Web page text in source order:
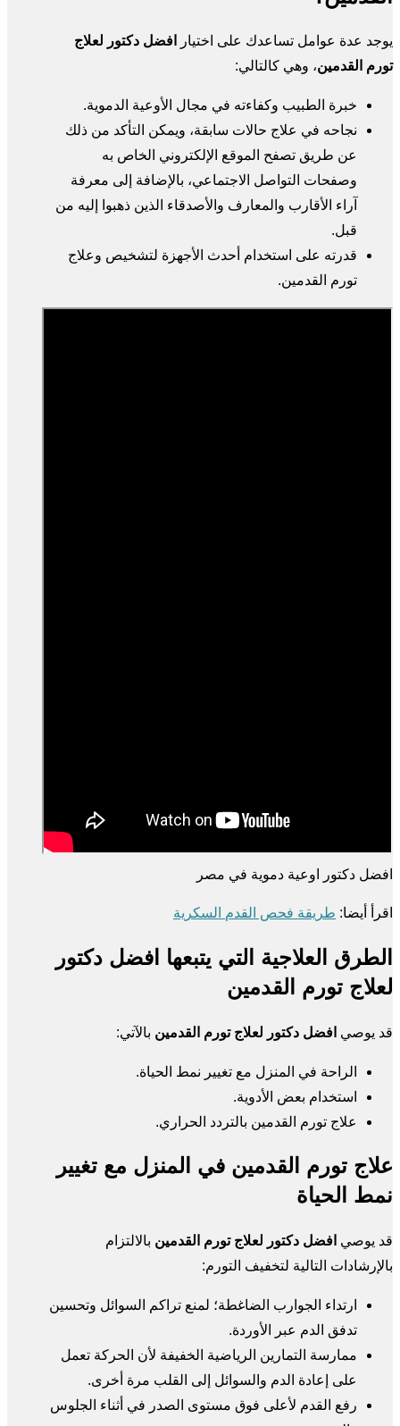
يوجد عدة عوامل تساعدك على اختيار
افضل دكتور لعلاج
تورم القدمين، وهي كالتالي:
خبرة الطبيب وكفاءته في مجال الأوعية الدموية.
نجاحه في علاج حالات سابقة، ويمكن التأكد من ذلك
عن طريق تصفح الموقع الإلكتروني الخاص به
وصفحات التواصل الاجتماعي، بالإضافة إلى معرفة
آراء الأقارب والمعارف والأصدقاء الذين ذهبوا إليه من
قبل.
قدرته على استخدام أحدث الأجهزة لتشخيص وعلاج
تورم القدمين.
افضل دكتور اوعية دموية في مصر
اقرأ أيضا: طريقة فحص القدم السكرية
الطرق العلاجية التي يتبعها افضل دكتور
لعلاج تورم القدمين
قد يوصي افضل دكتور لعلاج تورم القدمين بالآتي:
الراحة في المنزل مع تغيير نمط الحياة.
استخدام بعض الأدوية.
علاج تورم القدمين بالتردد الحراري.
علاج تورم القدمين في المنزل مع تغيير
نمط الحياة
قد يوصي افضل دكتور لعلاج تورم القدمين بالالتزام
بالإرشادات التالية لتخفيف التورم:
ارتداء الجوارب الضاغطة؛ لمنع تراكم السوائل وتحسين
تدفق الدم عبر الأوردة.
ممارسة التمارين الرياضية الخفيفة لأن الحركة تعمل
على إعادة الدم والسوائل إلى القلب مرة أخرى.
رفع القدم لأعلى فوق مستوى الصدر في أثناء الجلوس